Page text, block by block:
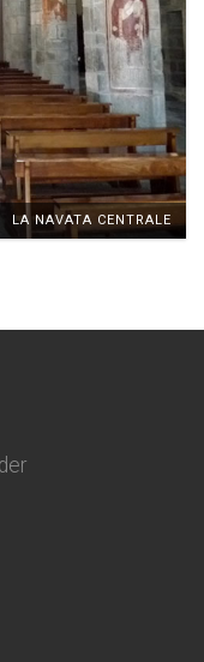
LA NAVATA CENTRALE